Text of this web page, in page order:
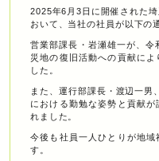
2025年6月3日に開催された
おいて、当社の社員が以下の
営業部課長・岩瀬雄一が、
災地の復旧活動への貢献に
した。
また、運行部課長・渡辺一男
における勤勉な姿勢と貢献
れました。
今後も社員一人ひとりが地
す。